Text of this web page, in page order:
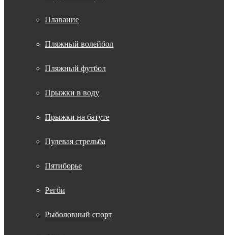
Плавание
Пляжный волейбол
Пляжный футбол
Прыжки в воду
Прыжки на батуте
Пулевая стрельба
Пятиборье
Регби
Рыболовный спорт